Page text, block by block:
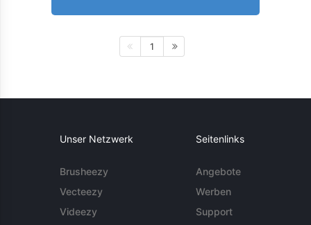
1
Unser Netzwerk
Brusheezy
Vecteezy
Videezy
Seitenlinks
Angebote
Werben
Support